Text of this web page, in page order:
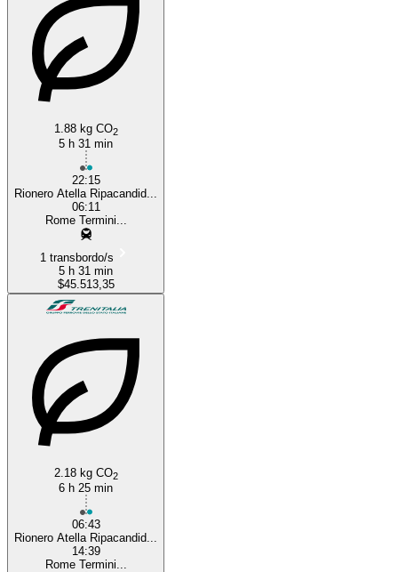
1.88 kg CO2
5 h 31 min
22:15
Rionero Atella Ripacandid...
06:11
Rome Termini...
1 transbordo/s
5 h 31 min
$45.513,35
2.18 kg CO2
6 h 25 min
06:43
Rionero Atella Ripacandid...
14:39
Rome Termini...